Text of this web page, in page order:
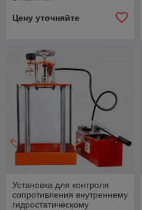
Цену уточняйте
Установка для контроля
сопротивления внутреннему
гидростатическому